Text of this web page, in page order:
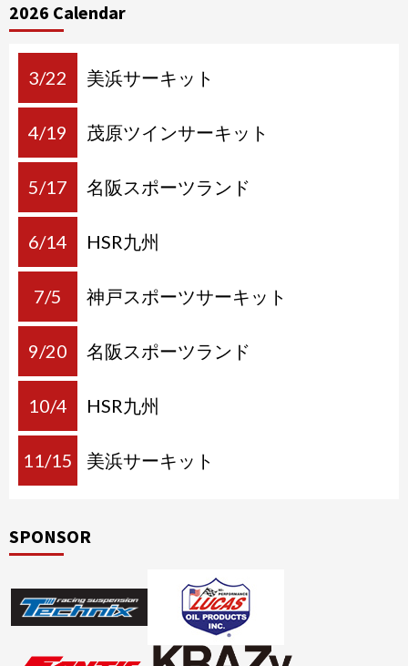
2026 Calendar
3/22 美浜サーキット
4/19 茂原ツインサーキット
5/17 名阪スポーツランド
6/14 HSR九州
7/5 神戸スポーツサーキット
9/20 名阪スポーツランド
10/4 HSR九州
11/15 美浜サーキット
SPONSOR